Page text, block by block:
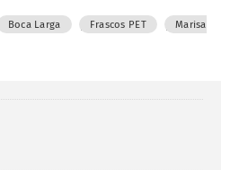
Boca Larga , Frascos PET ,
Marisa